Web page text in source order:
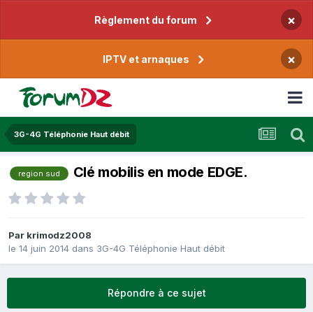
Règlement du forum ×
IPTV et arnaques ×
3G-4G Téléphonie Haut débit
region sud Clé mobilis en mode EDGE.
Par krimodz2008
le 14 juin 2014 dans 3G-4G Téléphonie Haut débit
Répondre à ce sujet